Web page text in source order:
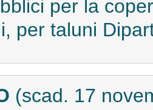
per la
per taluni
(scad. 17